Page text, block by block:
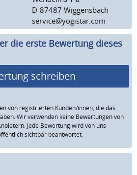
D-87487 Wiggensbach
service@yogistar.com
die erste Bewertung dieses
schreiben
von registrierten Kunden/innen, die das
Wir verwenden keine Bewertungen von
Jede Bewertung wird von uns
sichtbar beantwortet.